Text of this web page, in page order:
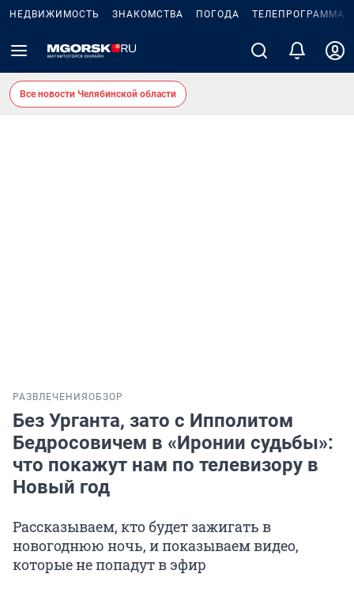
НЕДВИЖИМОСТЬ ЗНАКОМСТВА ПОГОДА ТЕЛЕПРОГРАММА
Все новости Челябинской области
РАЗВЛЕЧЕНИЯ ОБЗОР
Без Урганта, зато с Ипполитом
Бедросовичем в «Иронии судьбы»:
что покажут нам по телевизору в
Новый год
Рассказываем, кто будет зажигать в
новогоднюю ночь, и показываем видео,
которые не попадут в эфир